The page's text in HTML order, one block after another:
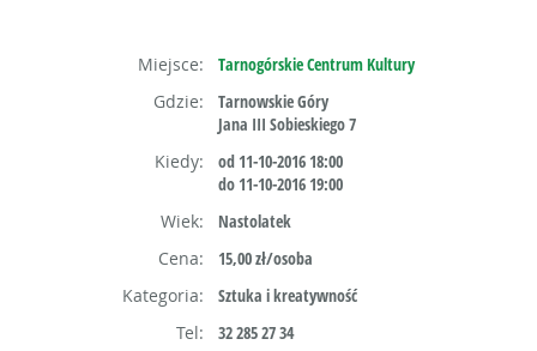
Miejsce:
Tarnogórskie Centrum Kultury
Gdzie:
Tarnowskie Góry
Jana III Sobieskiego 7
Kiedy:
od 11-10-2016 18:00
do 11-10-2016 19:00
Wiek:
Nastolatek
Cena:
15,00 zł/osoba
Kategoria:
Sztuka i kreatywność
Tel:
32 285 27 34